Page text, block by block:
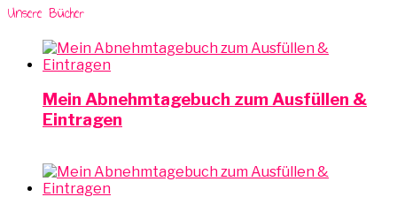
Unsere Bücher
Mein Abnehmtagebuch zum Ausfüllen &
Eintragen